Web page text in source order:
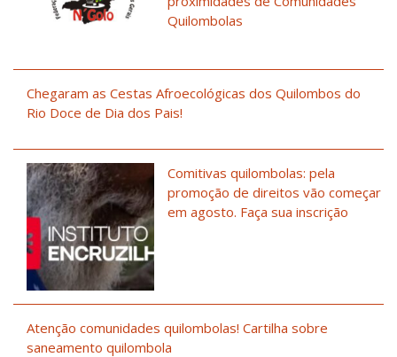
Quilombolas
Chegaram as Cestas Afroecológicas dos Quilombos do
Rio Doce de Dia dos Pais!
Comitivas quilombolas: pela
promoção de direitos vão começar
em agosto. Faça sua inscrição
Atenção comunidades quilombolas! Cartilha sobre
saneamento quilombola